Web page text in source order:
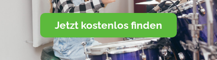
Jetzt kostenlos finden